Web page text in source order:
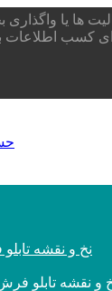
ها یا
کسب اطلاعات
نخ و نقشه
و نقشه تابلو فرش